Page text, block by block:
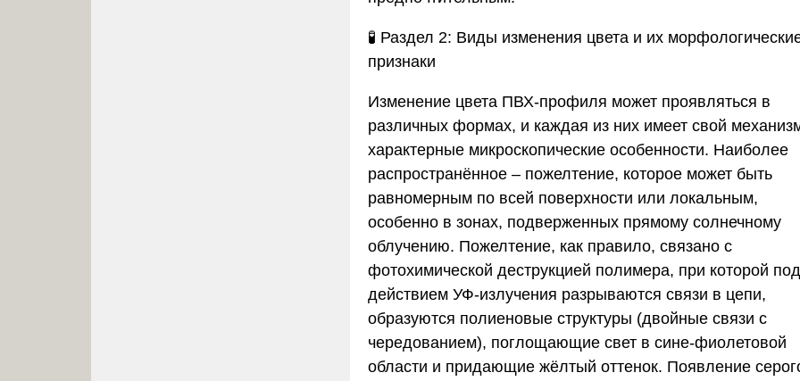
🧪 Раздел 2: Виды изменения цвета и их
признаки
Изменение цвета ПВХ-профиля может проявляться в
различных формах, и каждая из них имеет свой
характерные микроскопические особенности. Наиболее
распространённое – пожелтение, которое может быть
равномерным по всей поверхности или локальным,
особенно в зонах, подверженных прямому солнечному
облучению. Пожелтение, как правило, связано с
фотохимической деструкцией полимера, при которой под
действием УФ-излучения разрываются связи в цепи,
образуются полиеновые структуры (двойные связи с
чередованием), поглощающие свет в сине-фиолетовой
области и придающие жёлтый оттенок. Появление